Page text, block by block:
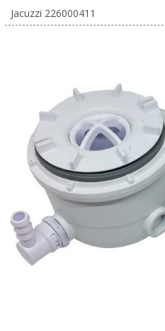
Jacuzzi 226000411